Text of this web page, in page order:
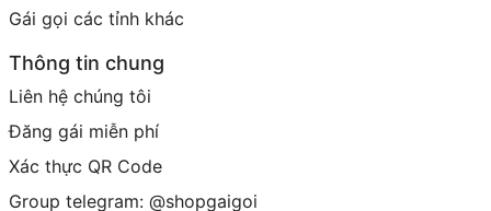
Gái gọi các tỉnh khác
Thông tin chung
Liên hệ chúng tôi
Đăng gái miễn phí
Xác thực QR Code
Group telegram: @shopgaigoi